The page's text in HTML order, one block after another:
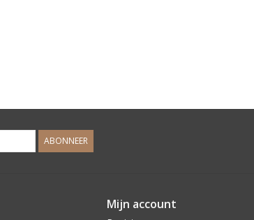
ABONNEER
Mijn account